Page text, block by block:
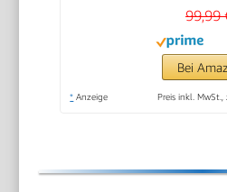
(Modell
99,99
Bei
* Anzeige Preis inkl.